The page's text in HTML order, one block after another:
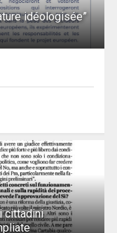
idéologisée”
cittadini